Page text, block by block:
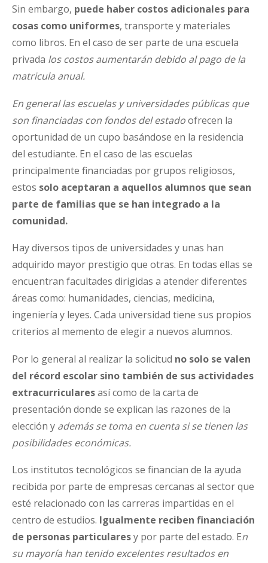
Sin embargo, puede haber costos adicionales para
cosas como uniformes, transporte y materiales
como libros. En el caso de ser parte de una escuela
privada los costos aumentarán debido al pago de la
matricula anual.
En general las escuelas y universidades públicas que
son financiadas con fondos del estadoofrecen la
oportunidad de un cupo basándose en la residencia
del estudiante. En el caso de las escuelas
principalmente financiadas por grupos religiosos,
estos solo aceptaran a aquellos alumnos que sean
parte de familias que se han integrado a la
comunidad.
Hay diversos tipos de universidades y unas han
adquirido mayor prestigio que otras. En todas ellas se
encuentran facultades dirigidas a atender diferentes
áreas como: humanidades, ciencias, medicina,
ingeniería y leyes. Cada universidad tiene sus propios
criterios al memento de elegir a nuevos alumnos.
Por lo general al realizar la solicitud no solo se valen
del récord escolar sino también de sus actividades
extracurricularesasí como de la carta de
presentación donde se explican las razones de la
elección y además se toma en cuenta si se tienen las
posibilidades económicas.
Los institutos tecnológicos se financian de la ayuda
recibida por parte de empresas cercanas al sector que
esté relacionado con las carreras impartidas en el
centro de estudios. Igualmente reciben financiación
de personas particularesy por parte del estado. En
su mayoría han tenido excelentes resultados en